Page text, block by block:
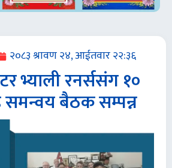
२०८३ श्रावण २४, आईतवार २२:३६
भ्याली रनर्ससंग १०
समन्वय बैठक सम्पन्न